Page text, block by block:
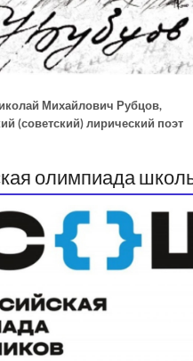
Михайлович Рубцов,
(советский) лирический поэт
олимпиада